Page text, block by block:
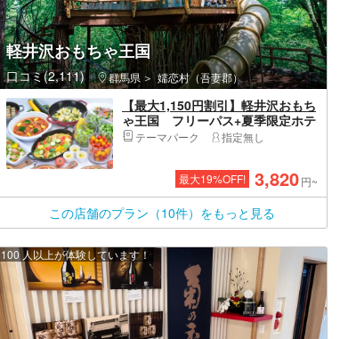
軽井沢おもちゃ王国
口コミ(2,111) 群馬県 嬬恋村（吾妻郡）
【最大1,150円割引】軽井沢おもち
ゃ王国 フリーパス+夏季限定ホテ
ルランチバイキングセット券※3歳
テーマパーク 指定無し
最大19%OFF! 3,820円~
この店舗のプラン（10件）をもっと見る
100 人以上が体験しています！